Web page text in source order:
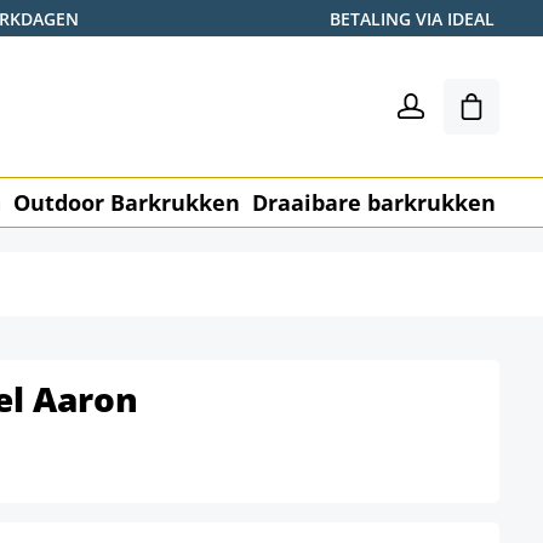
BETALING VIA IDEAL
Outdoor Barkrukken Draaibare barkrukken
Aaron